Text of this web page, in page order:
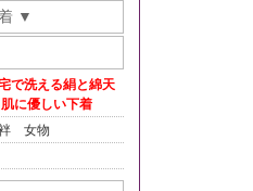
で洗える絹と綿天
に優しい下着
袢 女物